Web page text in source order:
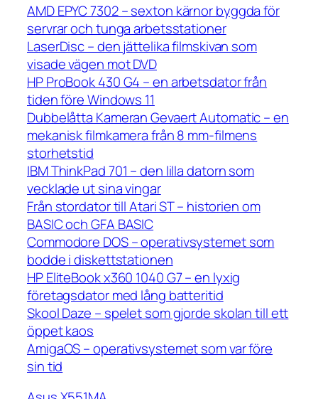
AMD EPYC 7302 – sexton kärnor byggda för
servrar och tunga arbetsstationer
LaserDisc – den jättelika filmskivan som
visade vägen mot DVD
HP ProBook 430 G4 – en arbetsdator från
tiden före Windows 11
Dubbelåtta Kameran Gevaert Automatic – en
mekanisk filmkamera från 8 mm-filmens
storhetstid
IBM ThinkPad 701 – den lilla datorn som
vecklade ut sina vingar
Från stordator till Atari ST – historien om
BASIC och GFA BASIC
Commodore DOS – operativsystemet som
bodde i diskettstationen
HP EliteBook x360 1040 G7 – en lyxig
företagsdator med lång batteritid
Skool Daze – spelet som gjorde skolan till ett
öppet kaos
AmigaOS – operativsystemet som var före
sin tid